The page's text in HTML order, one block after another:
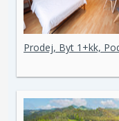
Prodej, Byt 1+kk,